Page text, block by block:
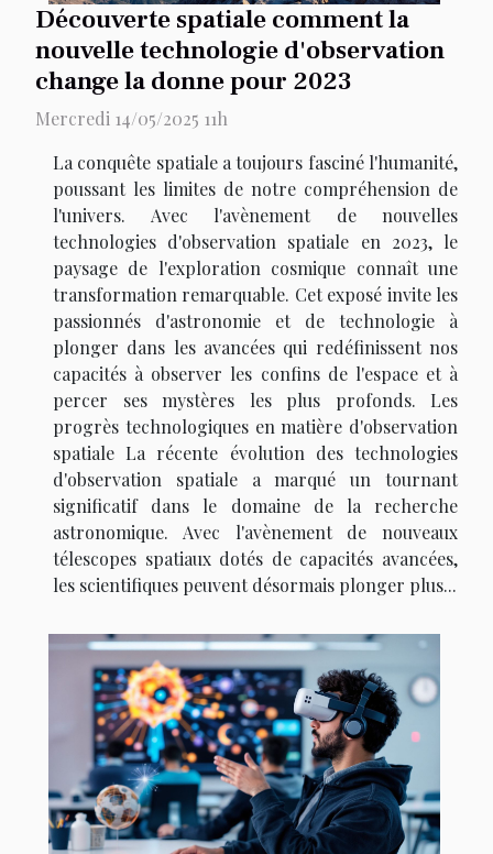
Découverte spatiale comment la
nouvelle technologie d'observation
change la donne pour 2023
Mercredi 14/05/2025 11h
La conquête spatiale a toujours fasciné l'humanité,
poussant les limites de notre compréhension de
l'univers. Avec l'avènement de nouvelles
technologies d'observation spatiale en 2023, le
paysage de l'exploration cosmique connaît une
transformation remarquable. Cet exposé invite les
passionnés d'astronomie et de technologie à
plonger dans les avancées qui redéfinissent nos
capacités à observer les confins de l'espace et à
percer ses mystères les plus profonds. Les
progrès technologiques en matière d'observation
spatiale La récente évolution des technologies
d'observation spatiale a marqué un tournant
significatif dans le domaine de la recherche
astronomique. Avec l'avènement de nouveaux
télescopes spatiaux dotés de capacités avancées,
les scientifiques peuvent désormais plonger plus...